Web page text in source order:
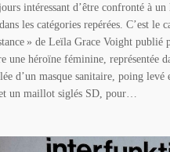
intéressant d’être confronté à
les catégories repérées. C’est le
» de Leïla Grace Voight publié
une héroïne féminine, représentée
d’un masque sanitaire, poing levé
un maillot siglés SD, pour…